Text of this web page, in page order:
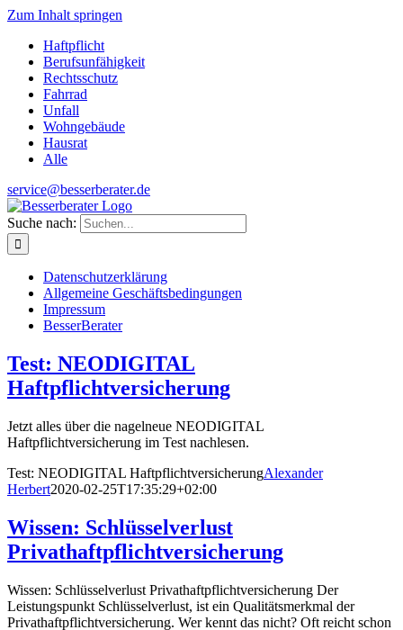
Zum Inhalt springen
Haftpflicht
Berufsunfähigkeit
Rechtsschutz
Fahrrad
Unfall
Wohngebäude
Hausrat
Alle
service@besserberater.de
Suche nach:
Datenschutzerklärung
Allgemeine Geschäftsbedingungen
Impressum
BesserBerater
Test: NEODIGITAL
Haftpflichtversicherung
Jetzt alles über die nagelneue NEODIGITAL
Haftpflichtversicherung im Test nachlesen.
Test: NEODIGITAL HaftpflichtversicherungAlexander
Herbert2020-02-25T17:35:29+02:00
Wissen: Schlüsselverlust
Privathaftpflichtversicherung
Wissen: Schlüsselverlust Privathaftpflichtversicherung Der
Leistungspunkt Schlüsselverlust, ist ein Qualitätsmerkmal der
Privathaftpflichtversicherung. Wer kennt das nicht? Oft reicht schon